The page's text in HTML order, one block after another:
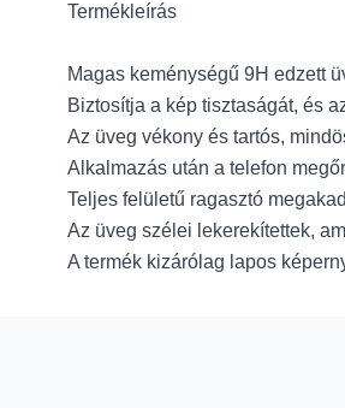
Termékleírás
Magas keménységű 9H edzett
Biztosítja a kép tisztaságát, és
Az üveg vékony és tartós,
Alkalmazás után a telefon
Teljes felületű ragasztó
Az üveg szélei lekerekítettek,
A termék kizárólag lapos